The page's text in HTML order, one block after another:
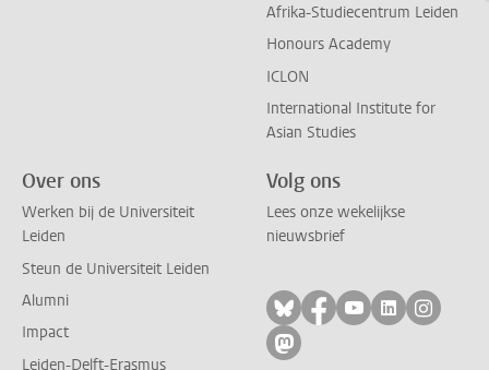
Afrika-Studiecentrum Leiden
Honours Academy
ICLON
International Institute for
Asian Studies
Over ons
Werken bij de Universiteit
Leiden
Steun de Universiteit Leiden
Alumni
Impact
Leiden-Delft-Erasmus
Volg ons
Lees onze wekelijkse
nieuwsbrief
Volg ons op bluesky
Volg ons op
Volg ons op
Volg ons
Volg
Volg ons op mastodon